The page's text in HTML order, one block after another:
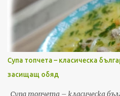
Супа топчета – класическа
засищащ обяд
Супа топчета – класическа